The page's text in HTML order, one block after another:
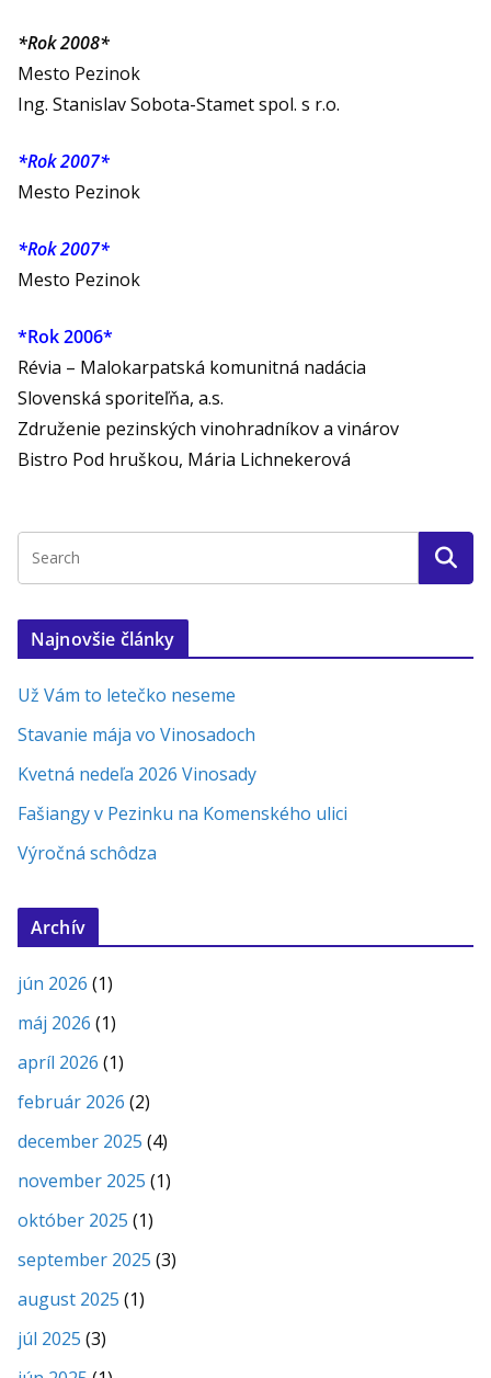
*Rok 2008*
Mesto Pezinok
Ing. Stanislav Sobota-Stamet spol. s r.o.
*Rok 2007*
Mesto Pezinok
*Rok 2007*
Mesto Pezinok
*Rok 2006*
Révia – Malokarpatská komunitná nadácia
Slovenská sporiteľňa, a.s.
Združenie pezinských vinohradníkov a vinárov
Bistro Pod hruškou, Mária Lichnekerová
Najnovšie články
Už Vám to letečko neseme
Stavanie mája vo Vinosadoch
Kvetná nedeľa 2026 Vinosady
Fašiangy v Pezinku na Komenského ulici
Výročná schôdza
Archív
jún 2026 (1)
máj 2026 (1)
apríl 2026 (1)
február 2026 (2)
december 2025 (4)
november 2025 (1)
október 2025 (1)
september 2025 (3)
august 2025 (1)
júl 2025 (3)